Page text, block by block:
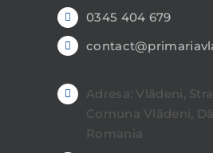
0345 404 679
Adresa: Vlădeni,
Comuna Vlădeni,
Romania